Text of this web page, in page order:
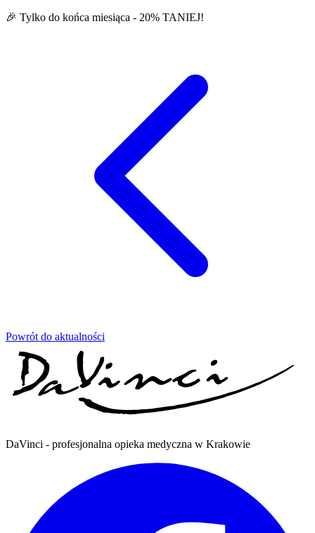
🎉 Tylko do końca miesiąca - 20% TANIEJ!
Powrót do aktualności
DaVinci - profesjonalna opieka medyczna w Krakowie